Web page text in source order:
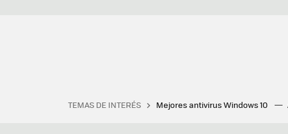
TEMAS DE INTERÉS Mejores antivirus Windows 10